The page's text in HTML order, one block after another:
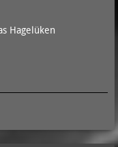
Hagelüken